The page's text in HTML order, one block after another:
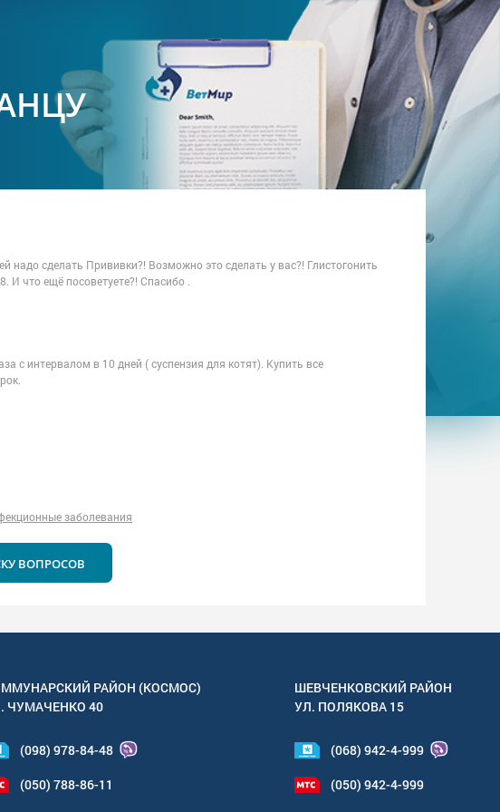
надо сделать Прививки?! Возможно это сделать у вас?! Глистогонить
И что ещё посоветуете?! Спасибо .
с интервалом в 10 дней ( суспензия для котят). Купить все
заболевания
ВОПРОСОВ
РАЙОН (КОСМОС)
ЧУМАЧЕНКО 40
(098) 978-84-48
(050) 788-86-11
ШЕВЧЕНКОВСКИЙ РАЙОН
УЛ. ПОЛЯКОВА 15
(068) 942-4-999
(050) 942-4-999